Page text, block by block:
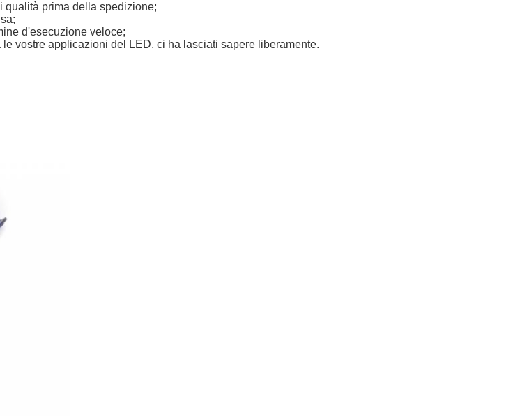
qualità prima della spedizione;
d'esecuzione veloce;
vostre applicazioni del LED, ci ha lasciati sapere liberamente.